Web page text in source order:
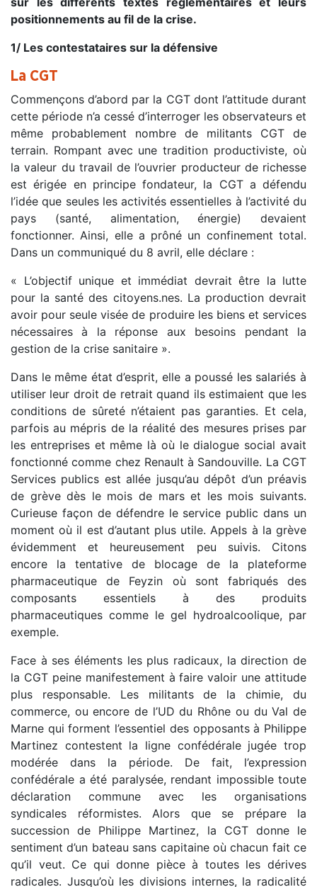
positionnements au fil de la crise.
1/ Les contestataires sur la défensive
La CGT
Commençons d’abord par la CGT dont l’attitude durant
cette période n’a cessé d’interroger les observateurs et
même probablement nombre de militants CGT de
terrain. Rompant avec une tradition productiviste, où
la valeur du travail de l’ouvrier producteur de richesse
est érigée en principe fondateur, la CGT a défendu
l’idée que seules les activités essentielles à l’activité du
pays (santé, alimentation, énergie) devaient
fonctionner. Ainsi, elle a prôné un confinement total.
Dans un communiqué du 8 avril, elle déclare :
« L’objectif unique et immédiat devrait être la lutte
pour la santé des citoyens.nes. La production devrait
avoir pour seule visée de produire les biens et services
nécessaires à la réponse aux besoins pendant la
gestion de la crise sanitaire ».
Dans le même état d’esprit, elle a poussé les salariés à
utiliser leur droit de retrait quand ils estimaient que les
conditions de sûreté n’étaient pas garanties. Et cela,
parfois au mépris de la réalité des mesures prises par
les entreprises et même là où le dialogue social avait
fonctionné comme chez Renault à Sandouville. La CGT
Services publics est allée jusqu’au dépôt d’un préavis
de grève dès le mois de mars et les mois suivants.
Curieuse façon de défendre le service public dans un
moment où il est d’autant plus utile. Appels à la grève
évidemment et heureusement peu suivis. Citons
encore la tentative de blocage de la plateforme
pharmaceutique de Feyzin où sont fabriqués des
composants essentiels à des produits
pharmaceutiques comme le gel hydroalcoolique, par
exemple.
Face à ses éléments les plus radicaux, la direction de
la CGT peine manifestement à faire valoir une attitude
plus responsable. Les militants de la chimie, du
commerce, ou encore de l’UD du Rhône ou du Val de
Marne qui forment l’essentiel des opposants à Philippe
Martinez contestent la ligne confédérale jugée trop
modérée dans la période. De fait, l’expression
confédérale a été paralysée, rendant impossible toute
déclaration commune avec les organisations
syndicales réformistes. Alors que se prépare la
succession de Philippe Martinez, la CGT donne le
sentiment d’un bateau sans capitaine où chacun fait ce
qu’il veut. Ce qui donne pièce à toutes les dérives
radicales. Jusqu’où les divisions internes, la radicalité